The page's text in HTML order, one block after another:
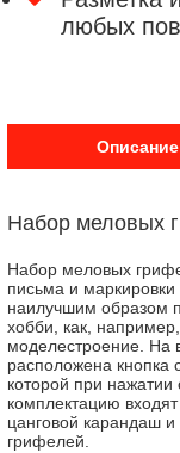
любых
Описание
Набор меловых
Набор меловых
письма и
наилучшим образом
хобби, как,
моделестроение. На
расположена
которой при
комплектацию
цанговой карандаш
грифелей.